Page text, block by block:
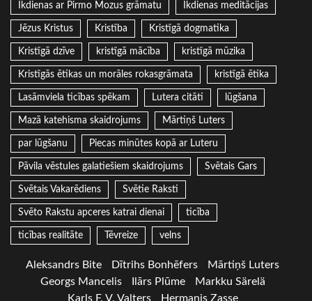
Ikdienas ar Pirmo Mozus grāmatu Ikdienas meditācijas
Jēzus Kristus Kristība Kristīgā dogmatika
Kristīgā dzīve kristīgā mācība kristīgā mūzika
Kristīgās ētikas un morāles rokasgrāmata kristīgā ētika
Lasāmviela ticības spēkam Lutera citāti lūgšana
Mazā katehisma skaidrojums Mārtiņš Luters
par lūgšanu Piecas minūtes kopā ar Luteru
Pāvila vēstules galatiešiem skaidrojums Svētais Gars
Svētais Vakarēdiens Svētie Raksti
Svēto Rakstu apceres katrai dienai ticība
ticības realitāte Tēvreize velns
Aleksandrs Bite Dītrihs Bonhēfers
Mārtiņš Luters
Georgs Mancelis
Ilārs Plūme
Markku Särelä
Karls F. V. Valters
Hermanis Zasse